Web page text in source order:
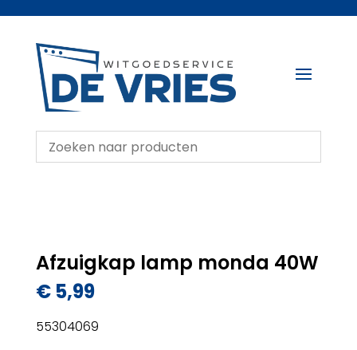
Afzuigkap lamp monda 40W
€5,99
55304069